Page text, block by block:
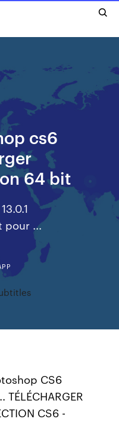
cs6
64 bit
pour ...
CS6
CS6 -